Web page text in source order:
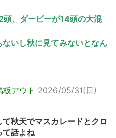
頭、ダービーが14頭の大混
いし秋に見てみないとなん
アウト 2026/05/31(日)
秋天でマスカレードとクロ
て話よね